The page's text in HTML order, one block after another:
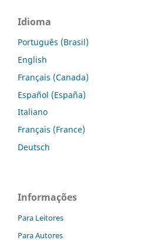
Idioma
Português (Brasil)
English
Français (Canada)
Español (España)
Italiano
Français (France)
Deutsch
Informações
Para Leitores
Para Autores